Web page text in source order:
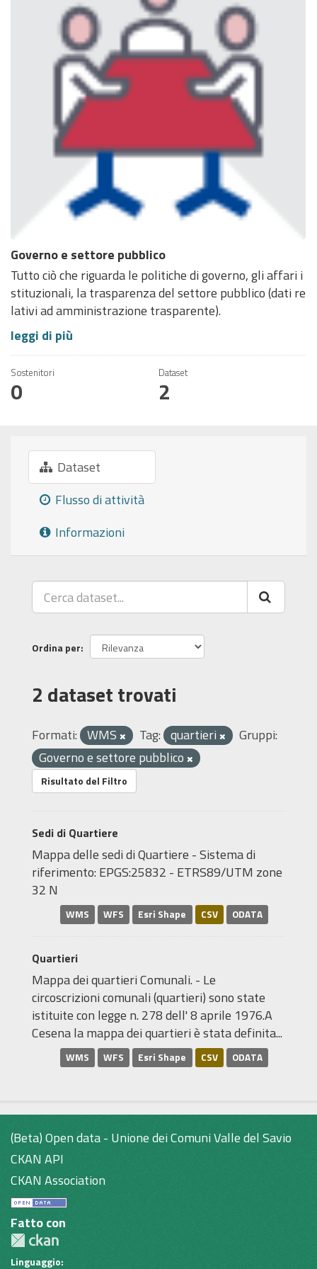
Governo e settore pubblico
Tutto ciò che riguarda le politiche di governo, gli affari i
stituzionali, la trasparenza del settore pubblico (dati re
lativi ad amministrazione trasparente).
leggi di più
Sostenitori
0
Dataset
2
Dataset
Flusso di attività
Informazioni
Ordina per
2 dataset trovati
Formati: WMS Tag: quartieri
Gruppi:
Governo e settore pubblico
Risultato del Filtro
Sedi di Quartiere
Mappa delle sedi di Quartiere - Sistema di
riferimento: EPGS:25832 - ETRS89/UTM zone
32 N
WMS WFS Esri Shape CSV ODATA
Quartieri
Mappa dei quartieri Comunali. - Le
circoscrizioni comunali (quartieri) sono state
istituite con legge n. 278 dell' 8 aprile 1976.A
Cesena la mappa dei quartieri è stata definita...
WMS WFS Esri Shape CSV ODATA
(Beta) Open data - Unione dei Comuni Valle del Savio
CKAN API
CKAN Association
Fatto con
Linguaggio